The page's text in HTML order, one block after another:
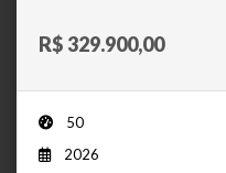
R$ 329.900,00
50
2026